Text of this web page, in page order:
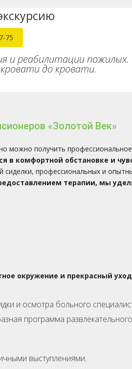
75
и реабилитации пожилых.
до кровати.
«Золотой Век»
можно получить
в комфортной обстановке и
сиделки, профессиональных и
терапии, мы
окружение и прекрасный
и осмотра больного
программа
выступлениями.